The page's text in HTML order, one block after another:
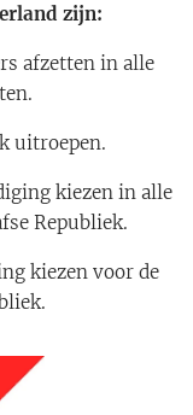
zijn:
afzetten in alle
uitroepen.
kiezen in alle
Republiek.
kiezen voor de